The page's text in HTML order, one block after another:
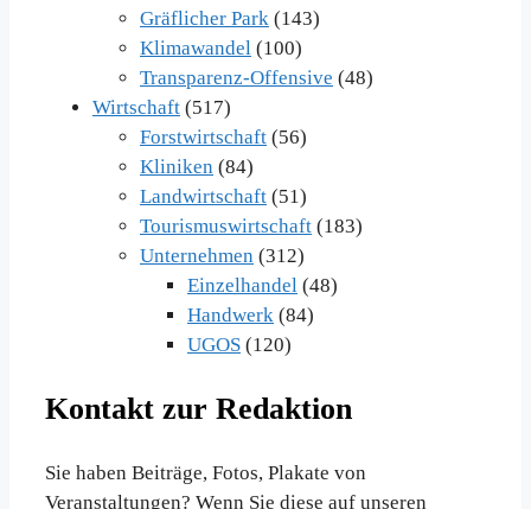
Gräflicher Park (143)
Klimawandel (100)
Transparenz-Offensive (48)
Wirtschaft (517)
Forstwirtschaft (56)
Kliniken (84)
Landwirtschaft (51)
Tourismuswirtschaft (183)
Unternehmen (312)
Einzelhandel (48)
Handwerk (84)
UGOS (120)
Kontakt zur Redaktion
Sie haben Beiträge, Fotos, Plakate von
Veranstaltungen? Wenn Sie diese auf unseren